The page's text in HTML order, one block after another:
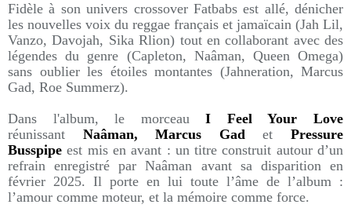
Fidèle à son univers crossover Fatbabs est allé, dénicher
les nouvelles voix du reggae français et jamaïcain (Jah Lil,
Vanzo, Davojah, Sika Rlion) tout en collaborant avec des
légendes du genre (Capleton, Naâman, Queen Omega)
sans oublier les étoiles montantes (Jahneration, Marcus
Gad, Roe Summerz).
Dans l'album, le morceauI Feel Your Love
réunissant Naâman, Marcus GadetPressure
Busspipe est mis en avant : un titre construit autour d’un
refrain enregistré par Naâman avant sa disparition en
février 2025. Il porte en lui toute l’âme de l’album :
l’amour comme moteur, et la mémoire comme force.